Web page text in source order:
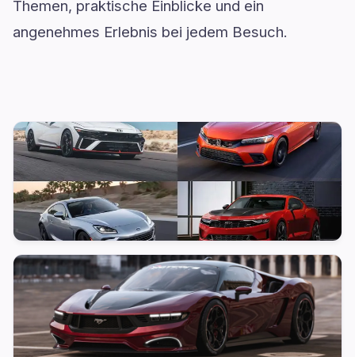
Themen, praktische Einblicke und ein
angenehmes Erlebnis bei jedem Besuch.